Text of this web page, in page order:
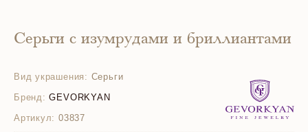
Серьги с изумрудами и бриллиантами
Вид украшения: Серьги
Бренд: GEVORKYAN
Артикул: 03837